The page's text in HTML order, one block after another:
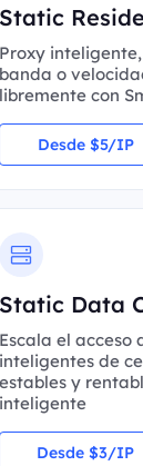
Static
Proxy
banda o
libremente con
Desde $5/IP
Static Data
Escala el acceso
inteligentes de
estables y
inteligente
Desde $3/IP